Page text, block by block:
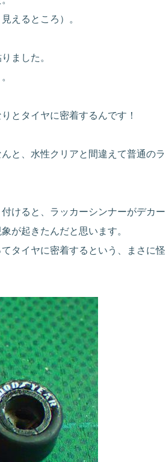
えるところ）。
ました。
とタイヤに密着するんです！
と、水性クリアと間違えて普通のラ
けると、ラッカーシンナーがデカー
が起きたんだと思います。
タイヤに密着するという、まさに怪